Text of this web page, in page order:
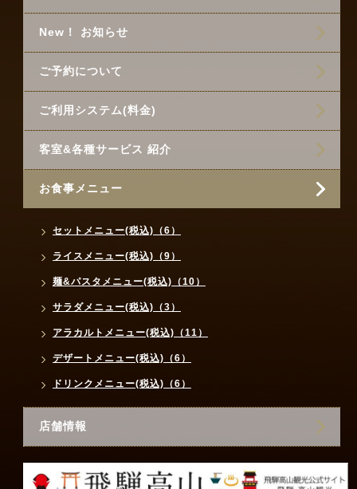
New！ お知らせ
ご予約について
ご利用システム(料金)
客室&各種サービス 紹介
お食事メニュー
セットメニュー(税込)（6）
ライスメニュー(税込)（9）
麺&パスタメニュー(税込)（10）
サラダメニュー(税込)（3）
アラカルトメニュー(税込)（11）
デザートメニュー(税込)（6）
ドリンクメニュー(税込)（6）
店舗情報